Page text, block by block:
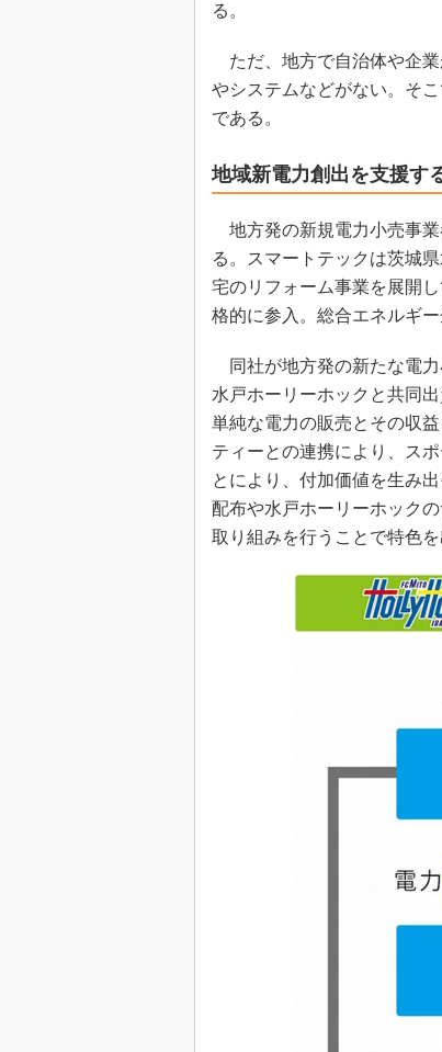
る。
ただ、地方で自治体や企業
やシステムなどがない。そ
である。
地域新電力創出を支援す
地方発の新規電力小売事業
る。スマートテックは茨城
宅のリフォーム事業を展開
格的に参入。総合エネルギ
同社が地方発の新たな電力
水戸ホーリーホックと共同
単純な電力の販売とその収
ティーとの連携により、ス
とにより、付加価値を生み
配布や水戸ホーリーホック
取り組みを行うことで特色を